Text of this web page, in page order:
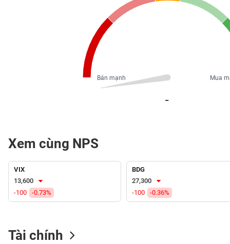
Mua
Bán mạnh
Xem cùng NPS
VIX
13,600
-100
-0.73%
BDG
27,300
-100
-0.36%
Tài chính
Ngành
(-)
VS-
SECTOR